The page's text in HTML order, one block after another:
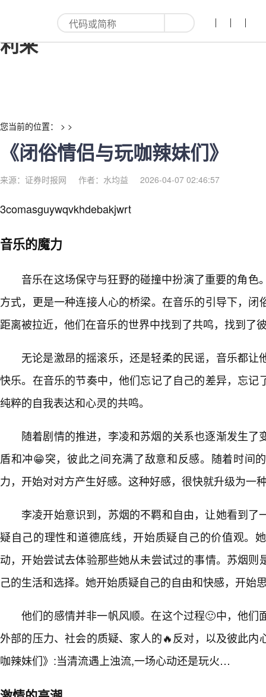
《闭俗情侣与玩咖辣妹们》-红
利来
您当前的位置： > >
《闭俗情侣与玩咖辣妹们》
来源：证券时报网 作者：水均益 2026-04-07 02:46:57
3comasguywqvkhdebakjwrt
音乐的魔力
音乐在这场保守与狂野的碰撞中扮演了重要的角色
方式，更是一种连接人心的桥梁。在音乐的引导下，闭
距离被拉近，他们在音乐的世界中找到了共鸣，找到了
无论是激昂的摇滚乐，还是轻柔的民谣，音乐都让
快乐。在音乐的节奏中，他们忘记了自己的差异，忘记
纯粹的自我表达和心灵的共鸣。
随着剧情的推进，李凌和苏烟的关系也逐渐发生了
盾和冲😁突，彼此之间充满了敌意和反感。随着时间
力，开始对对方产生好感。这种好感，很快就升级为一
李凌开始意识到，苏烟的不羁和自由，让她看到了
疑自己的理性和道德底线，开始质疑自己的价值观。
动，开始尝试去体验那些她从未尝试过的事情。苏烟则
己的生活和选择。她开始质疑自己的自由和快感，开始
他们的感情并非一帆风顺。在这个过程🙂中，他们
外部的压力、社会的质疑、家人的🔥反对，以及彼此
咖辣妹们》:当清流遇上浊流,一场心动还是玩火…